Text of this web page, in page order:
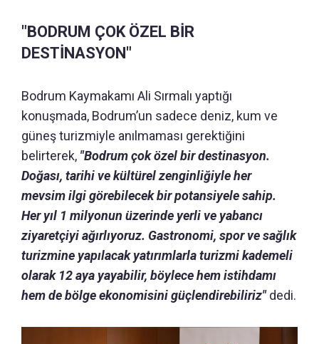
"BODRUM ÇOK ÖZEL BİR
DESTİNASYON"
Bodrum Kaymakamı Ali Sırmalı yaptığı
konuşmada, Bodrum’un sadece deniz, kum ve
güneş turizmiyle anılmaması gerektiğini
belirterek, "Bodrum çok özel bir destinasyon.
Doğası, tarihi ve kültürel zenginliğiyle her
mevsim ilgi görebilecek bir potansiyele sahip.
Her yıl 1 milyonun üzerinde yerli ve yabancı
ziyaretçiyi ağırlıyoruz. Gastronomi, spor ve sağlık
turizmine yapılacak yatırımlarla turizmi kademeli
olarak 12 aya yayabilir, böylece hem istihdamı
hem de bölge ekonomisini güçlendirebiliriz"dedi.